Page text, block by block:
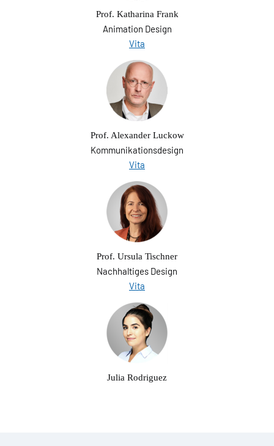
Prof. Katharina Frank
Animation Design
Vita
Prof. Alexander Luckow
Kommunikationsdesign
Vita
Prof. Ursula Tischner
Nachhaltiges Design
Vita
Julia Rodriguez